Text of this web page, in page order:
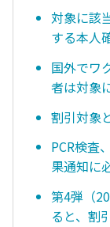
対象に該
する本人
国外でワ
者は対象
割引対象
PCR検査
果通知に
第4弾（
ると、割